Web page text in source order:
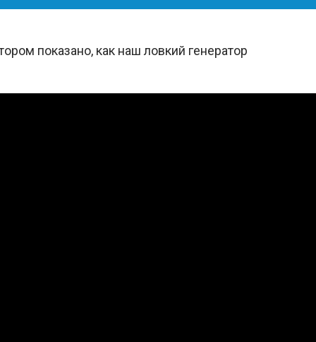
показано, как наш ловкий генератор